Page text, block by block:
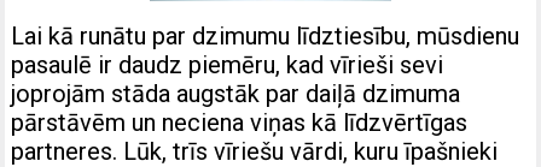
Lai kā runātu par dzimumu līdztiesību, mūsdienu
pasaulē ir daudz piemēru, kad vīrieši sevi
joprojām stāda augstāk par daiļā dzimuma
pārstāvēm un neciena viņas kā līdzvērtīgas
partneres. Lūk, trīs vīriešu vārdi, kuru īpašnieki